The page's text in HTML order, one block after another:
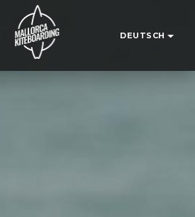
DEUTSCH